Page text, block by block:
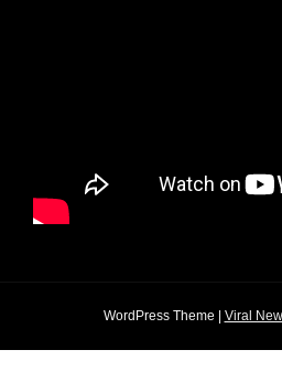
WordPress Theme Viral